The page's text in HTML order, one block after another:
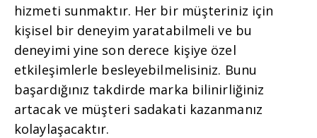
hizmeti sunmaktır. Her bir müşteriniz için
kişisel bir deneyim yaratabilmeli ve bu
deneyimi yine son derece kişiye özel
etkileşimlerle besleyebilmelisiniz. Bunu
başardığınız takdirde marka bilinirliğiniz
artacak ve müşteri sadakati kazanmanız
kolaylaşacaktır.